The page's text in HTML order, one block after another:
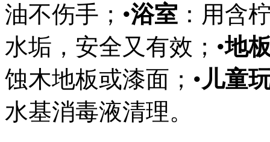
油不伤手；•浴室 ：用含
水垢，安全又有效；•地
蚀木地板或漆面；•儿童
水基消毒液清理。